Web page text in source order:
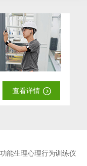
查看详情
能生理心理行为训练仪